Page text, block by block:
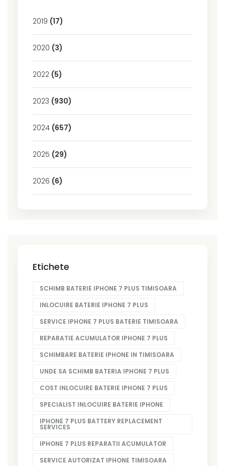
2019 (17)
2020 (3)
2022 (5)
2023 (930)
2024 (657)
2025 (29)
2026 (6)
Etichete
SCHIMB BATERIE IPHONE 7 PLUS TIMISOARA
INLOCUIRE BATERIE IPHONE 7 PLUS
SERVICE IPHONE 7 PLUS BATERIE TIMISOARA
REPARATIE ACUMULATOR IPHONE 7 PLUS
SCHIMBARE BATERIE IPHONE IN TIMISOARA
UNDE SA SCHIMB BATERIA IPHONE 7 PLUS
COST INLOCUIRE BATERIE IPHONE 7 PLUS
SPECIALIST INLOCUIRE BATERIE IPHONE
IPHONE 7 PLUS BATTERY REPLACEMENT
SERVICES
IPHONE 7 PLUS REPARATII ACUMULATOR
SERVICE AUTORIZAT IPHONE TIMISOARA